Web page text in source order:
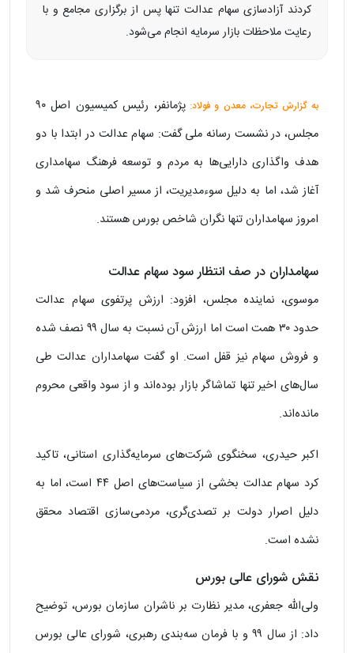
کردند آزادسازی سهام عدالت تنها پس از برگزاری مجامع و با
رعایت ملاحظات بازار سرمایه انجام می‌شود.
به گزارش تجارت، معدن و فولاد:
پژمانفر، رئیس کمیسیون اصل ۹۰
مجلس، در نشست رسانه ملی گفت: سهام عدالت در ابتدا با دو
هدف واگذاری دارایی‌ها به مردم و توسعه فرهنگ سهامداری
آغاز شد، اما به دلیل سوءمدیریت، از مسیر اصلی منحرف شد و
امروز سهامداران تنها نگران شاخص بورس هستند.
سهامداران در صف انتظار سود سهام عدالت
موسوی، نماینده مجلس، افزود: ارزش پرتفوی سهام عدالت
حدود ۳۰ همت است اما ارزش آن نسبت به سال ۹۹ نصف شده
و فروش سهام نیز قفل است. او گفت سهامداران عدالت طی
سال‌های اخیر تنها تماشاگر بازار بوده‌اند و از سود واقعی محروم
مانده‌اند.
اکبر حیدری، سخنگوی شرکت‌های سرمایه‌گذاری استانی، تاکید
کرد سهام عدالت بخشی از سیاست‌های اصل ۴۴ است، اما به
دلیل اصرار دولت بر تصدی‌گری، مردمی‌سازی اقتصاد محقق
نشده است.
نقش شورای عالی بورس
ولی‌الله جعفری، مدیر نظارت بر ناشران سازمان بورس، توضیح
داد: از سال ۹۹ و با فرمان سه‌بندی رهبری، شورای عالی بورس